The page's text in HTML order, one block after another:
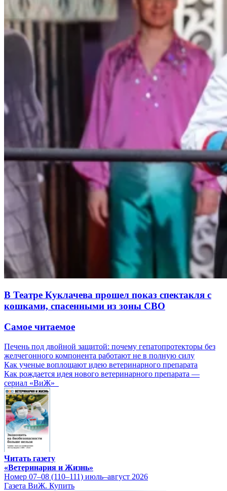
В Театре Куклачева прошел показ спектакля с
кошками, спасенными из зоны СВО
Самое читаемое
Печень под двойной защитой: почему гепатопротекторы без
желчегонного компонента работают не в полную силу
Как ученые воплощают идею ветеринарного препарата
Как рождается идея нового ветеринарного препарата —
сериал «ВиЖ»
Читать газету
«Ветеринария и Жизнь»
Номер 07–08 (110–111) июль–август 2026
Газета ВиЖ. Купить